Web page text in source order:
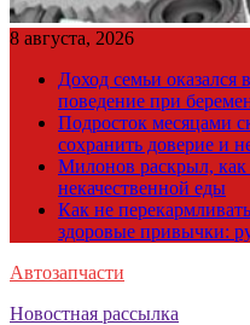
8 августа, 2026
Доход семьи оказался
поведение при
Подросток месяцами
сохранить доверие и
Милонов раскрыл, как
некачественной еды
Как не
здоровые привычки:
Автозапчасти
Новостная рассылка